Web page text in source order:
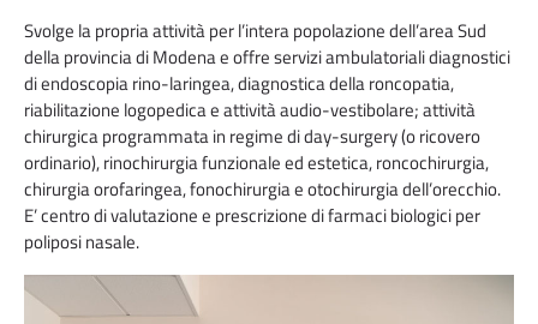
Svolge la propria attività per l’intera popolazione dell’area Sud
della provincia di Modena e offre servizi ambulatoriali diagnostici
di endoscopia rino-laringea, diagnostica della roncopatia,
riabilitazione logopedica e attività audio-vestibolare; attività
chirurgica programmata in regime di day-surgery (o ricovero
ordinario), rinochirurgia funzionale ed estetica, roncochirurgia,
chirurgia orofaringea, fonochirurgia e otochirurgia dell’orecchio.
E’ centro di valutazione e prescrizione di farmaci biologici per
poliposi nasale.